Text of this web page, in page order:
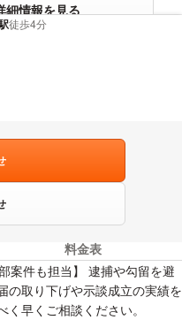
細情報を見る
徒歩4分
料金表
案件も担当】 逮捕や勾留を避
の取り下げや示談成立の実績を
早くご相談ください。